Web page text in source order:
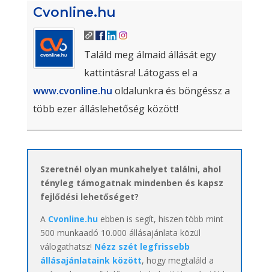
Cvonline.hu
Találd meg álmaid állását egy
kattintásra! Látogass el a
www.cvonline.hu oldalunkra és böngéssz a
több ezer álláslehetőség között!
Szeretnél olyan munkahelyet találni, ahol
tényleg támogatnak mindenben és kapsz
fejlődési lehetőséget?
A Cvonline.huebben is segít, hiszen több mint
500 munkaadó 10.000 állásajánlata közül
válogathatsz! Nézz szét legfrissebb
állásajánlataink között, hogy megtaláld a